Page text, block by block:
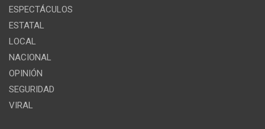
ESPECTÁCULOS
ESTATAL
LOCAL
NACIONAL
OPINIÓN
SEGURIDAD
VIRAL